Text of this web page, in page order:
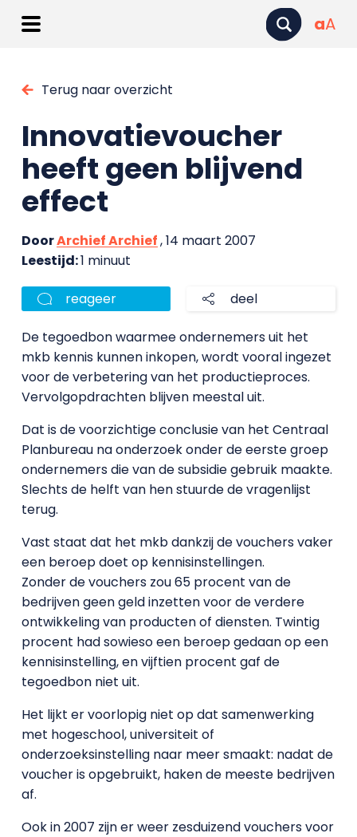
aA
Terug naar overzicht
Innovatievoucher
heeft geen blijvend
effect
DoorArchief Archief, 14 maart 2007
Leestijd:1 minuut
reageer deel
De tegoedbon waarmee ondernemers uit het
mkb kennis kunnen inkopen, wordt vooral ingezet
voor de verbetering van het productieproces.
Vervolgopdrachten blijven meestal uit.
Dat is de voorzichtige conclusie van het Centraal
Planbureau na onderzoek onder de eerste groep
ondernemers die van de subsidie gebruik maakte.
Slechts de helft van hen stuurde de vragenlijst
terug.
Vast staat dat het mkb dankzij de vouchers vaker
een beroep doet op kennisinstellingen.
Zonder de vouchers zou 65 procent van de
bedrijven geen geld inzetten voor de verdere
ontwikkeling van producten of diensten. Twintig
procent had sowieso een beroep gedaan op een
kennisinstelling, en vijftien procent gaf de
tegoedbon niet uit.
Het lijkt er voorlopig niet op dat samenwerking
met hogeschool, universiteit of
onderzoeksinstelling naar meer smaakt: nadat de
voucher is opgebruikt, haken de meeste bedrijven
af.
Ook in 2007 zijn er weer zesduizend vouchers voor